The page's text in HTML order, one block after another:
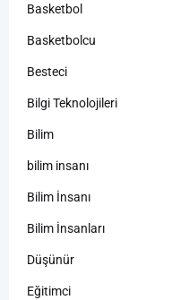
Basketbol
Basketbolcu
Besteci
Bilgi Teknolojileri
Bilim
bilim insanı
Bilim İnsanı
Bilim İnsanları
Düşünür
Eğitimci